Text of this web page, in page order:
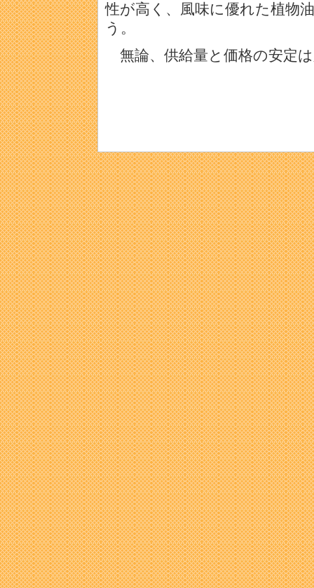
性が高く、風味に優れた植物
う。
無論、供給量と価格の安定